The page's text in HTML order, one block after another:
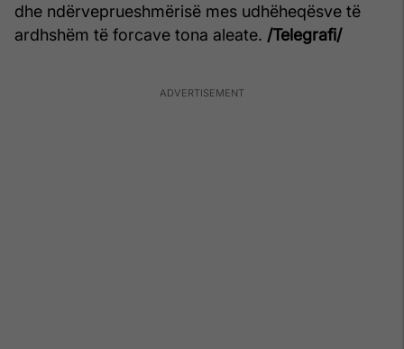
dhe ndërveprueshmërisë mes udhëheqësve të
ardhshëm të forcave tona aleate. /Telegrafi/